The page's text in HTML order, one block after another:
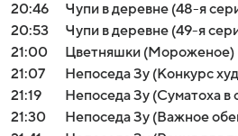
20:46
Чупи в деревне (48-я
20:53
Чупи в деревне (49-я
21:00
Цветняшки (Мороженое)
21:07
Непоседа Зу (Конкурс
21:19
Непоседа Зу (Суматоха в
21:30
Непоседа Зу (Важное